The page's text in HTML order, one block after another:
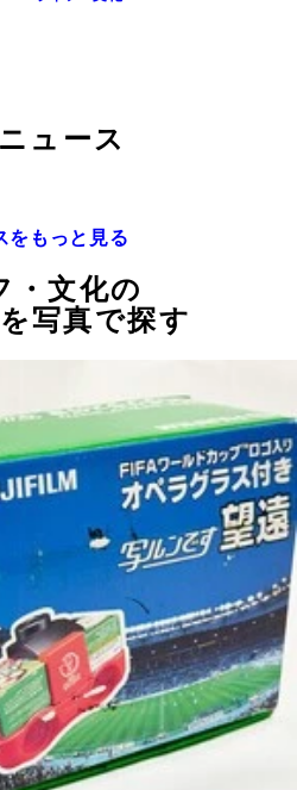
ュース
をもっと見る
・文化の
写真で探す